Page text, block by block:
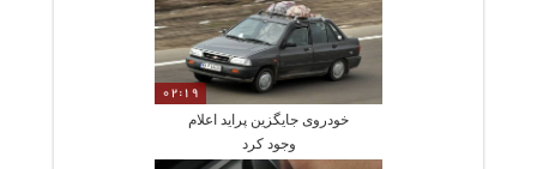
02:19
خودروی جایگزین پراید اعلام
وجود کرد